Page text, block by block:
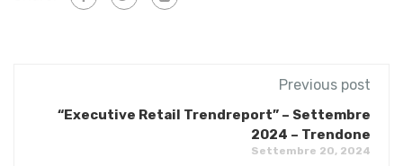
Previous post
“Executive Retail Trendreport” – Settembre
2024 – Trendone
Settembre 20, 2024